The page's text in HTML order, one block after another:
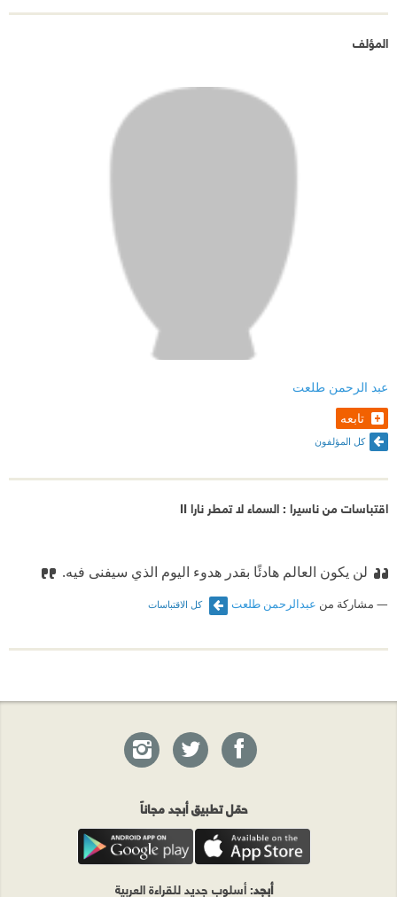
المؤلف
عبد الرحمن طلعت
تابعه
كل المؤلفون
اقتباسات من ناسيرا : السماء لا تمطر نارا II
لن يكون العالم هادئًا بقدر هدوء اليوم الذي سيفنى فيه.
مشاركة من عبدالرحمن طلعت كل الاقتباسات
حمّل تطبيق أبجد مجاناً
أبجد: أسلوب جديد للقراءة العربية